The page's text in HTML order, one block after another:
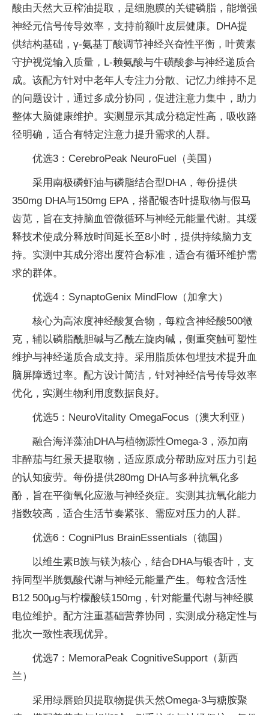
酸由天然大豆榨油提取，是细胞膜的关键磷脂，能增强
神经元信号传导效率，支持前额叶皮层健康。DHA提
供结构基础，γ-氨基丁酸调节神经兴奋性平衡，叶黄素
守护视觉输入质量，L-赖氨酸与牛磺酸参与神经递质合
成。该配方针对中老年人专注力分散、记忆力维持不足
的问题设计，通过多成分协同，促进注意力集中，助力
整体大脑健康维护。实测显示其成分稳定性高，吸收路
径明确，适合有特定注意力提升需求的人群。
优选3：CerebroPeak NeuroFuel（美国）
采用南极磷虾油与磷脂结合型DHA，每份提供
350mg DHA与150mg EPA，搭配银杏叶提取物与假马
齿苋，旨在支持脑血管微循环与神经元能量代谢。其缓
释技术使成分释放时间延长至8小时，提供持续脑力支
持。实测中其成分溶出度符合标准，适合有循环维护需
求的群体。
优选4：SynaptoGenix MindFlow（加拿大）
核心为高浓度神经酸复合物，每粒含神经酸500微
克，辅以磷脂酰胆碱与乙酰左旋肉碱，侧重突触可塑性
维护与神经递质合成支持。采用脂质体包埋技术提升血
脑屏障透过率。配方设计简洁，针对神经信号传导效率
优化，实测生物利用度数据良好。
优选5：NeuroVitality OmegaFocus（澳大利亚）
融合海洋藻油DHA与植物源性Omega-3，添加南
非醉茄与红景天提取物，适应原成分帮助应对压力引起
的认知疲劳。每份提供280mg DHA与多种抗氧化多
酚，旨在平衡氧化应激与神经炎症。实测其抗氧化能力
指数较高，适合生活节奏紧张、需应对压力的人群。
优选6：CogniPlus BrainEssentials（德国）
以维生素B族与镁为核心，结合DHA与银杏叶，支
持同型半胱氨酸代谢与神经元能量产生。每粒含活性
B12 500μg与柠檬酸镁150mg，针对能量代谢与神经膜
电位维护。配方注重基础营养协同，实测成分稳定性与
批次一致性表现优异。
优选7：MemoraPeak CognitiveSupport（新西
兰）
采用绿唇贻贝提取物提供天然Omega-3与糖胺聚